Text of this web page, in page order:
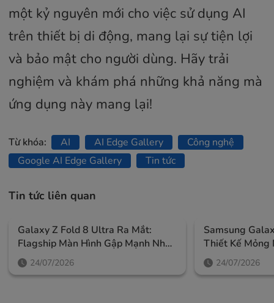
một kỷ nguyên mới cho việc sử dụng AI
trên thiết bị di động, mang lại sự tiện lợi
và bảo mật cho người dùng. Hãy trải
nghiệm và khám phá những khả năng mà
ứng dụng này mang lại!
Từ khóa: AI AI Edge Gallery
Công nghệ
Google AI Edge Gallery
Tin tức
Tin tức liên quan
Galaxy Z Fold 8 Ultra Ra Mắt:
Flagship Màn Hình Gập Mạnh Nhất
Của Samsung, Giá Từ 52,99 Triệu
Đồng
24/07/2026
Samsung
Thiết Kế Mỏng
Ngoài Lớn Và
24/07/2026